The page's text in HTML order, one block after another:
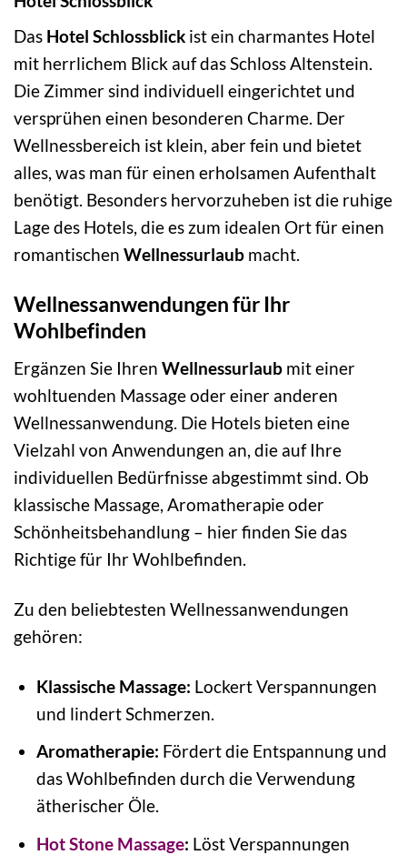
Das Hotel Schlossblick ist ein charmantes Hotel
mit herrlichem Blick auf das Schloss Altenstein.
Die Zimmer sind individuell eingerichtet und
versprühen einen besonderen Charme. Der
Wellnessbereich ist klein, aber fein und bietet
alles, was man für einen erholsamen Aufenthalt
benötigt. Besonders hervorzuheben ist die ruhige
Lage des Hotels, die es zum idealen Ort für einen
romantischen Wellnessurlaub macht.
Wellnessanwendungen für Ihr
Wohlbefinden
Ergänzen Sie Ihren Wellnessurlaub mit einer
wohltuenden Massage oder einer anderen
Wellnessanwendung. Die Hotels bieten eine
Vielzahl von Anwendungen an, die auf Ihre
individuellen Bedürfnisse abgestimmt sind. Ob
klassische Massage, Aromatherapie oder
Schönheitsbehandlung – hier finden Sie das
Richtige für Ihr Wohlbefinden.
Zu den beliebtesten Wellnessanwendungen
gehören:
Klassische Massage: Lockert Verspannungen
und lindert Schmerzen.
Aromatherapie: Fördert die Entspannung und
das Wohlbefinden durch die Verwendung
ätherischer Öle.
Hot Stone Massage: Löst Verspannungen